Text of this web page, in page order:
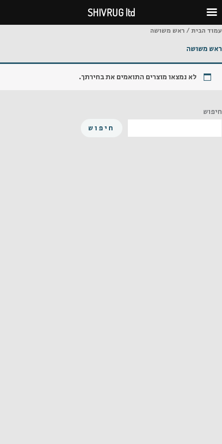
לתוכן
עמוד הבית/ ראש משושה
ראש משושה
לא נמצאו מוצרים התואמים את בחירתך.
חיפוש
חיפוש
SHIVRUG ltd